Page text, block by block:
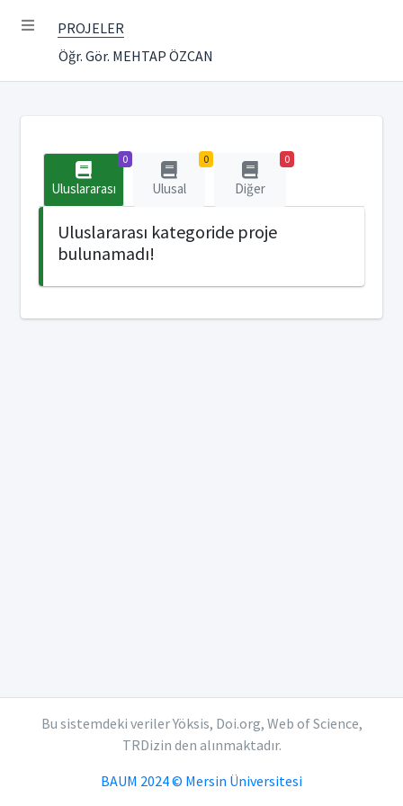
PROJELER
Öğr. Gör. MEHTAP ÖZCAN
0
Uluslararası
0
Ulusal
0
Diğer
Uluslararası kategoride proje
bulunamadı!
Bu sistemdeki veriler Yöksis, Doi.org, Web of Science,
TRDizin den alınmaktadır.
BAUM 2024 © Mersin Üniversitesi